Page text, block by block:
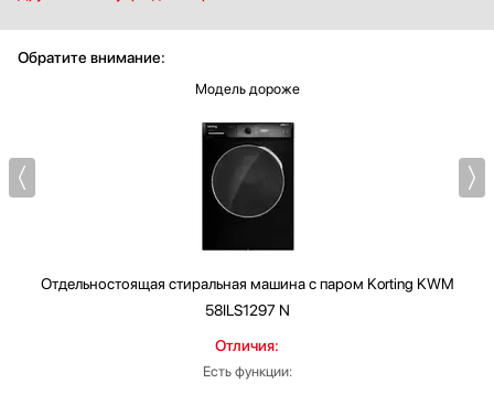
Обратите внимание:
Модель дороже
Отдельностоящая стиральная машина с паром Korting KWM
58ILS1297 N
Отличия:
Есть функции: